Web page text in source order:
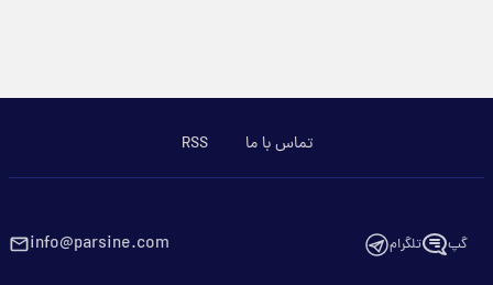
تماس با ما RSS
گپ تلگرام info@parsine.com